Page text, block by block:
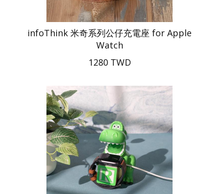
infoThink 米奇系列公仔充電座 for Apple
Watch
1280 TWD